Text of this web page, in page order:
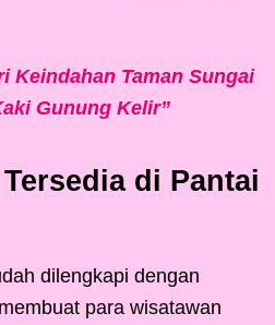
Keindahan Taman Sungai
Gunung Kelir”
di Pantai
dilengkapi dengan
para wisatawan